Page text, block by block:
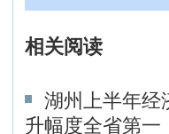
相关阅读
湖州上半年经
升幅度全省第一